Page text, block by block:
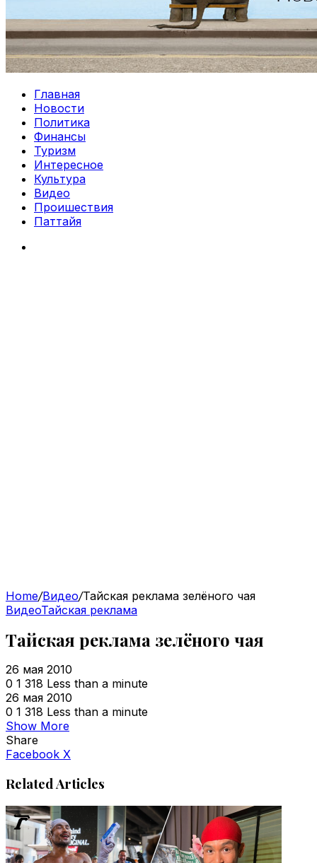
Главная
Новости
Политика
Финансы
Туризм
Интересное
Культура
Видео
Проишествия
Паттайя
Home/Видео/Тайская реклама зелёного чая
ВидеоТайская реклама
Тайская реклама зелёного чая
26 мая 2010
0 1 318 Less than a minute
26 мая 2010
0 1 318 Less than a minute
Show More
Share
Facebook X
Related Articles